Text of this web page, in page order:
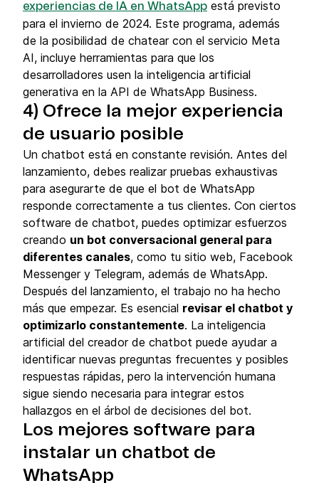
experiencias de IA en WhatsApp está previsto
para el invierno de 2024. Este programa, además
de la posibilidad de chatear con el servicio Meta
AI, incluye herramientas para que los
desarrolladores usen la inteligencia artificial
generativa en la API de WhatsApp Business.
4) Ofrece la mejor experiencia
de usuario posible
Un chatbot está en constante revisión. Antes del
lanzamiento, debes realizar pruebas exhaustivas
para asegurarte de que el bot de WhatsApp
responde correctamente a tus clientes. Con ciertos
software de chatbot, puedes optimizar esfuerzos
creando un bot conversacional general para
diferentes canales, como tu sitio web, Facebook
Messenger y Telegram, además de WhatsApp.
Después del lanzamiento, el trabajo no ha hecho
más que empezar. Es esencial revisar el chatbot y
optimizarlo constantemente. La inteligencia
artificial del creador de chatbot puede ayudar a
identificar nuevas preguntas frecuentes y posibles
respuestas rápidas, pero la intervención humana
sigue siendo necesaria para integrar estos
hallazgos en el árbol de decisiones del bot.
Los mejores software para
instalar un chatbot de
WhatsApp